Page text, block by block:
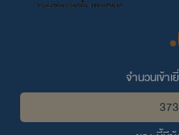
จำนวนเข้า